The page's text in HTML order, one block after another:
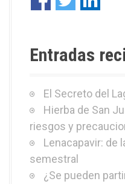
:
Entradas
El Secreto del
Hierba de San
riesgos y
Lenacapavir: de
semestral
¿Se pueden